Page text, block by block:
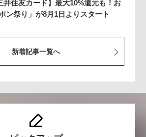
井住友カード】最大10%還元も！お
ン祭り」が8月1日よりスタート
新着記事一覧へ